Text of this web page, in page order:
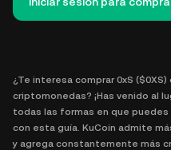
¿Te interesa comprar 0xS
criptomonedas? ¡Has venido al
todas las formas en que puedes
con esta guía. KuCoin admite
y agrega constantemente más